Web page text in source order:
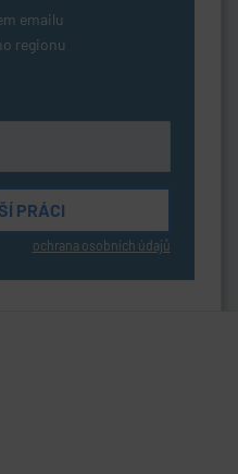
emailu
regionu
ochrana osobních údajů